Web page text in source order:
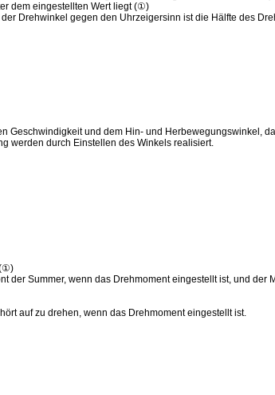
dem eingestellten Wert liegt (①)
Drehwinkel gegen den Uhrzeigersinn ist die Hälfte des
Geschwindigkeit und dem Hin- und Herbewegungswinkel,
werden durch Einstellen des Winkels realisiert.
der Summer, wenn das Drehmoment eingestellt ist, und der
auf zu drehen, wenn das Drehmoment eingestellt ist.